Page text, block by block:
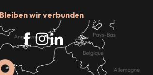
Bleiben wir verbunden